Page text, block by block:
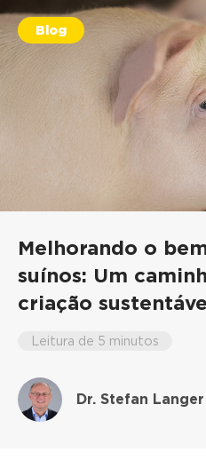
Blog
Melhorando o
suínos: Um
criação
Leitura de 5 minutos
Dr. Stefan Langer